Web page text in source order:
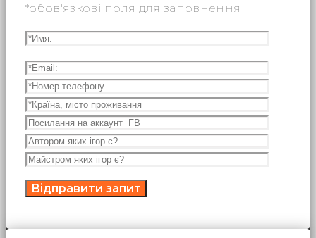
*обов'язкові поля для заповнення